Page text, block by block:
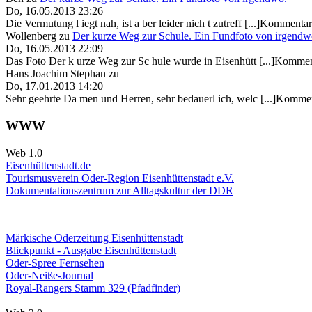
Do, 16.05.2013 23:26
Die Vermutung l iegt nah, ist a ber leider nich t zutreff
Wollenberg zu Der kurze Weg zur Schule. Ein Fundfoto von
Do, 16.05.2013 22:09
Das Foto Der k urze Weg zur Sc hule wurde in Eisenhütt
Hans Joachim Stephan zu
Do, 17.01.2013 14:20
Sehr geehrte Da men und Herren, sehr bedauerl ich, welc
WWW
Web 1.0
Eisenhüttenstadt.de
Tourismusverein Oder-Region Eisenhüttenstadt e.V.
Dokumentationszentrum zur Alltagskultur der DDR
Märkische Oderzeitung Eisenhüttenstadt
Blickpunkt - Ausgabe Eisenhüttenstadt
Oder-Spree Fernsehen
Oder-Neiße-Journal
Royal-Rangers Stamm 329 (Pfadfinder)